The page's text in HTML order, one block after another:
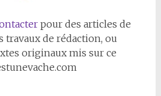
pour des articles de
travaux de rédaction, ou
originaux mis sur ce